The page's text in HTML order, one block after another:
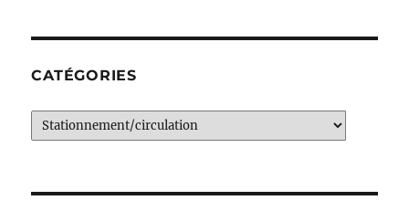
CATÉGORIES
Catégories